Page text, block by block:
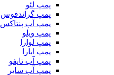
پمپ لئو
پمپ گراندفوس
پمپ آب پنتاکس
پمپ ویلو
پمپ لوارا
پمپ ابارا
پمپ آب تایفو
پمپ آب سایر